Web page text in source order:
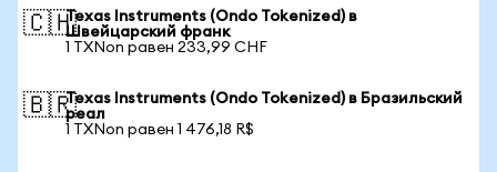
🇨🇭Texas Instruments (Ondo Tokenized) в
Швейцарский франк
1 TXNon равен 233,99 CHF
🇧🇷Texas Instruments (Ondo Tokenized) в Бразильский
реал
1 TXNon равен 1 476,18 R$